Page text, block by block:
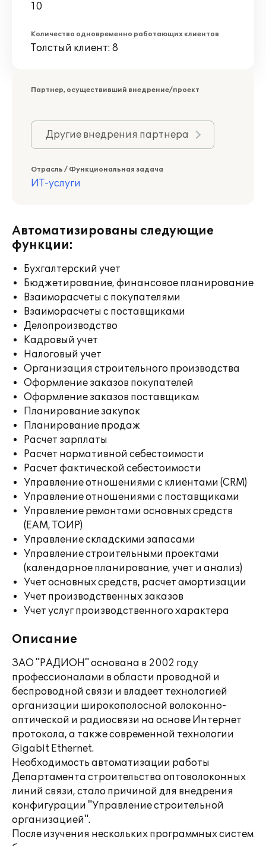
10
Количество одновременно работающих клиентов
Толстый клиент: 8
Партнер, осуществивший внедрение/проект
Другие внедрения партнера
Отрасль / Функциональная задача
ИТ-услуги
Автоматизированы следующие
функции:
Бухгалтерский учет
Бюджетирование, финансовое планирование
Взаиморасчеты с покупателями
Взаиморасчеты с поставщиками
Делопроизводство
Кадровый учет
Налоговый учет
Организация строительного производства
Оформление заказов покупателей
Оформление заказов поставщикам
Планирование закупок
Планирование продаж
Расчет зарплаты
Расчет нормативной себестоимости
Расчет фактической себестоимости
Управление отношениями с клиентами (CRM)
Управление отношениями с поставщиками
Управление ремонтами основных средств
(EAM, ТОИР)
Управление складскими запасами
Управление строительными проектами
(календарное планирование, учет и анализ)
Учет основных средств, расчет амортизации
Учет производственных заказов
Учет услуг производственного характера
Описание
ЗАО "РАДИОН" основана в 2002 году
профессионалами в области проводной и
беспроводной связи и владеет технологией
организации широкополосной волоконно-
оптической и радиосвязи на основе Интернет
протокола, а также современной технологии
Gigabit Ethernet.
Необходимость автоматизации работы
Департамента строительства оптоволоконных
линий связи, стало причиной для внедрения
конфигурации "Управление строительной
организацией".
После изучения нескольких программных систем